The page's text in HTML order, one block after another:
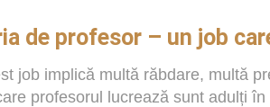
de profesor – un job
job implică multă răbdare, multă
profesorul lucrează sunt adulți în